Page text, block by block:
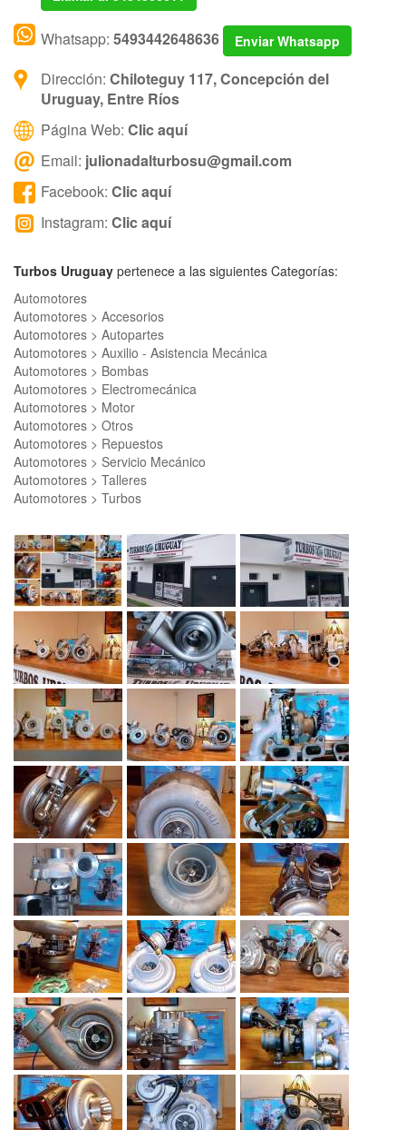
Whatsapp: 5493442648636 Enviar Whatsapp
Dirección: Chiloteguy 117, Concepción del
Uruguay, Entre Ríos
Página Web: Clic aquí
Email: julionadalturbosu@gmail.com
Facebook: Clic aquí
Instagram: Clic aquí
Turbos Uruguay pertenece a las siguientes Categorías:
Automotores
Automotores > Accesorios
Automotores > Autopartes
Automotores > Auxilio - Asistencia Mecánica
Automotores > Bombas
Automotores > Electromecánica
Automotores > Motor
Automotores > Otros
Automotores > Repuestos
Automotores > Servicio Mecánico
Automotores > Talleres
Automotores > Turbos